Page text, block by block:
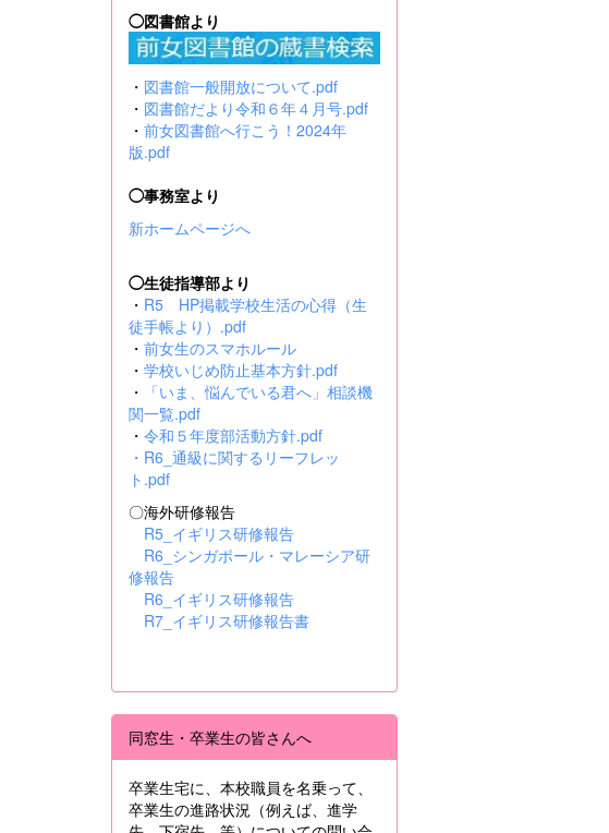
◯図書館より
・ 図書館一般開放について.pdf
・ 図書館だより令和６年４月号.pdf
・ 前女図書館へ行こう！2024年
版.pdf
◯事務室より
新ホームページへ
◯生徒指導部より
・ R5 HP掲載学校生活の心得（生
徒手帳より）.pdf
・ 前女生のスマホルール
・ 学校いじめ防止基本方針.pdf
・
「いま、悩んでいる君へ」相談機
関一覧.pdf
・ 令和５年度部活動方針.pdf
・ R6_通級に関するリーフレッ
ト.pdf
〇海外研修報告
R5_イギリス研修報告
R6_シンガポール・マレーシア研
修報告
R6_イギリス研修報告
R7_イギリス研修報告書
同窓生・卒業生の皆さんへ
卒業生宅に、本校職員を名乗って、
卒業生の進路状況（例えば、進学